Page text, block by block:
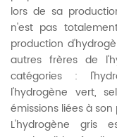
lors de sa
n'est pas
production
autres frères de
catégories :
l'hydrogène vert,
émissions liées à son
L'hydrogène gris